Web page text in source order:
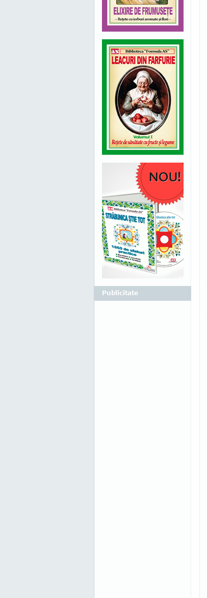
Publicitate